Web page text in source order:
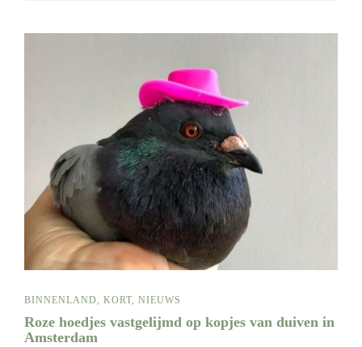
BINNENLAND, KORT, NIEUWS
Roze hoedjes vastgelijmd op kopjes van duiven in
Amsterdam